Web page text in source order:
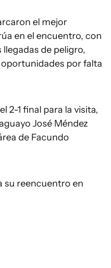
el mejor
en el encuentro, con
de peligro,
por falta
2-1 final para la visita,
José Méndez
de Facundo
su reencuentro en